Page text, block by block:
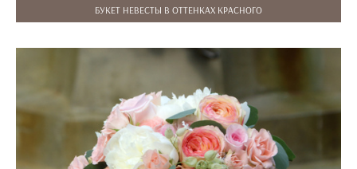
БУКЕТ НЕВЕСТЫ В ОТТЕНКАХ КРАСНОГО